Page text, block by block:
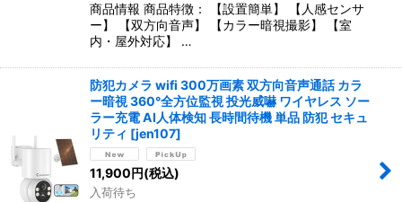
商品情報 商品特徴： 【設置簡単】 【人感センサ
ー】 【双方向音声】 【カラー暗視撮影】 【室
内・屋外対応】 …
防犯カメラ wifi 300万画素 双方向音声通話 カラ
ー暗視 360°全方位監視 投光威嚇 ワイヤレス ソー
ラー充電 AI人体検知 長時間待機 単品 防犯 セキュ
リティ [jen107]
11,900円(税込)
入荷待ち